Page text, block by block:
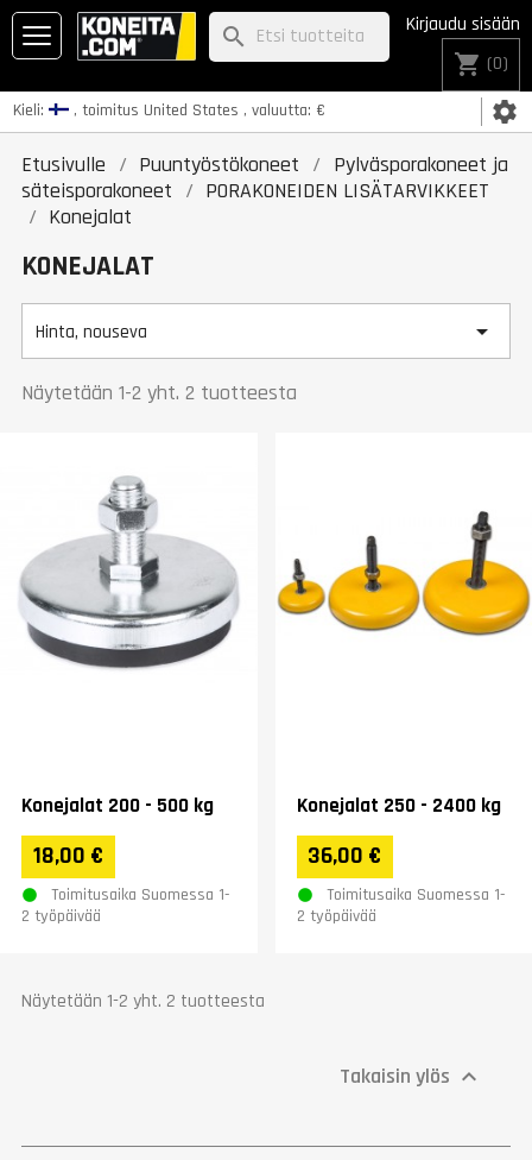
Kieli: , toimitus United States , valuutta: € settings
Kirjaudu sisään
shopping_cart (0)
search
Etusivulle Puuntyöstökoneet
Pylväsporakoneet ja
säteisporakoneet
PORAKONEIDEN LISÄTARVIKKEET
Konejalat
KONEJALAT
Hinta, nouseva 
Näytetään 1-2 yht. 2 tuotteesta
Konejalat 200 - 500 kg
18,00 €
Toimitusaika Suomessa 1-
2 työpäivää
Konejalat 250 - 2400 kg
36,00 €
Toimitusaika Suomessa 1-
2 työpäivää
Näytetään 1-2 yht. 2 tuotteesta
Takaisin ylös 